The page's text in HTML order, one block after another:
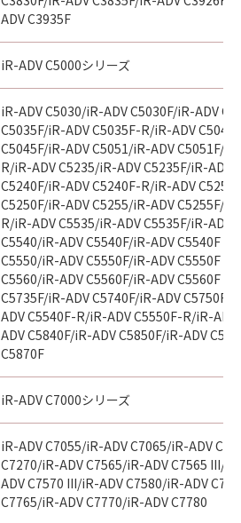
ADV C3935F
iR-ADV C5000シリーズ
iR-ADV C5030/iR-ADV C5030F/iR-ADV
C5035F/iR-ADV C5035F-R/iR-ADV
C5045F/iR-ADV C5051/iR-ADV C5051F/
R/iR-ADV C5235/iR-ADV C5235F/iR-ADV
C5240F/iR-ADV C5240F-R/iR-ADV
C5250F/iR-ADV C5255/iR-ADV C5255F/
R/iR-ADV C5535/iR-ADV C5535F/iR-ADV
C5540/iR-ADV C5540F/iR-ADV C5540F
C5550/iR-ADV C5550F/iR-ADV C5550F
C5560/iR-ADV C5560F/iR-ADV C5560F
C5735F/iR-ADV C5740F/iR-ADV C5750F/
ADV C5540F-R/iR-ADV C5550F-R/iR-
ADV C5840F/iR-ADV C5850F/iR-ADV
C5870F
iR-ADV C7000シリーズ
iR-ADV C7055/iR-ADV C7065/iR-ADV
C7270/iR-ADV C7565/iR-ADV C7565 III/
ADV C7570 III/iR-ADV C7580/iR-ADV
C7765/iR-ADV C7770/iR-ADV C7780